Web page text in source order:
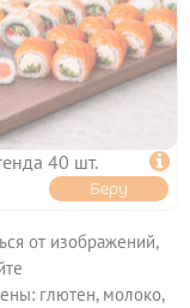
40 шт. 
Беру
от изображений,
глютен, молоко,